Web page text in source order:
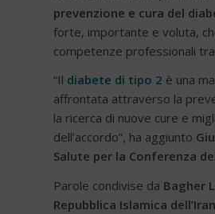
prevenzione e cura del
forte, importante e voluta,
competenze professionali
“Il diabete di tipo 2 è una
affrontata attraverso la
la ricerca di nuove cure e
dell’accordo”, ha aggiunto
Salute per la Conferenza
Parole condivise da Bagher
Repubblica Islamica